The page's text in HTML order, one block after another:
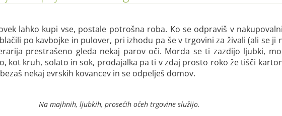
lahko kupi vse, postale potrošna roba. Ko se odpraviš v
po kavbojke in pulover, pri izhodu pa še v trgovini za živali (ali se ji
prestrašeno gleda nekaj parov oči. Morda se ti zazdijo ljubki,
kot kruh, solato in sok, prodajalka pa ti v zdaj prosto roko že tišči
nekaj evrskih kovancev in se odpelješ domov.
Na majhnih, ljubkih, prosečih očeh trgovine služijo.